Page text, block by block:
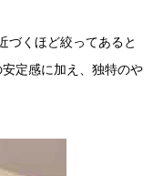
づくほど絞ってあると
定感に加え、独特のや